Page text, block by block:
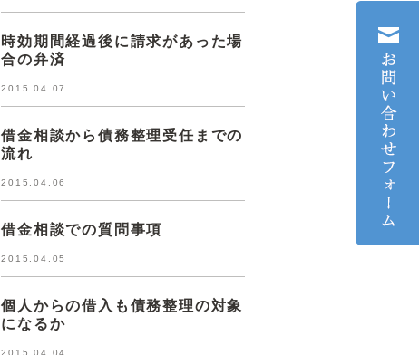
時効期間経過後に請求があった場
合の弁済
2015.04.07
借金相談から債務整理受任までの
流れ
2015.04.06
借金相談での質問事項
2015.04.05
個人からの借入も債務整理の対象
になるか
2015.04.04